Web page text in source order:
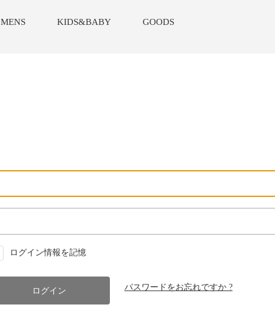
MENS KIDS&BABY GOODS
ログイン情報を記憶
パスワードをお忘れですか ?